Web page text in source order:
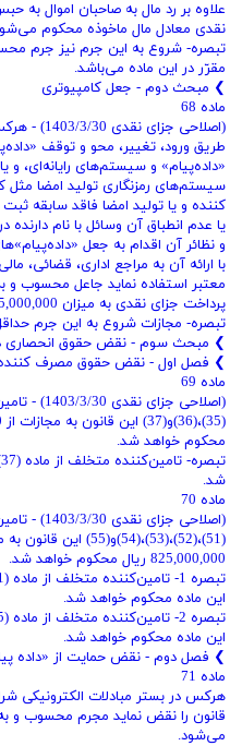
علاوه بر رد مال به صاحبان اموال
نقدی معادل مال ماخوذه محکوم
تبصره- شروع به این جرم نیز جرم
مقرّر در این ماده می‌باشد.
❯ ‌مبحث دوم - جعل کامپیوتری
ماده 68
(اصلاحی
طریق ورود، تغییر، محو و توقف
«داده‌پیام» و سیستم‌های رایانه‌ای، و
سیستم‌های رمزنگاری تولید امضا
کننده و یا تولید امضا فاقد سابقه
یا عدم انطباق آن وسائل با نام
و نظائر آن اقدام به جعل
با ارائه آن به مراجع اداری، قضائی،
معتبر استفاده نماید جاعل محسوب
پرداخت جزای نقدی به میزان 825,000,000 ریال محکوم می‌شود.
تبصره- مجازات شروع به این جرم
❯ ‌مبحث سوم - نقض حقوق انحصاری در
❯ ‌فصل اول - نقض حقوق مصرف کننده
ماده 69
محکوم خواهد شد.
شد.
ماده 70
825,000,000 ریال محکوم خواهد شد.
این ماده محکوم خواهد شد.
این ماده محکوم خواهد شد.
❯ ‌فصل دوم - نقض حمایت از «‌داده
ماده 71
قانون را نقض نماید مجرم محسوب
می‌شود.